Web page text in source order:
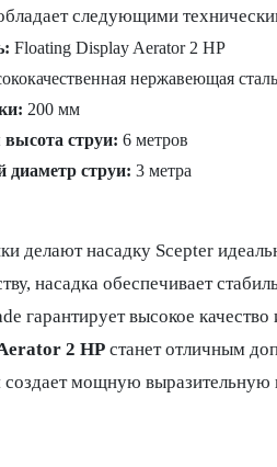
следующими
Floating Display Aerator 2 HP
нержавеющая
200 мм
струи: 6 метров
струи: 3 метра
делают насадку Scepter
насадка обеспечивает
гарантирует высокое
2 HPстанет отличным
создает мощную